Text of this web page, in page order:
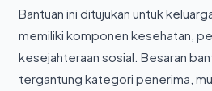
Bantuan ini ditujukan untuk
memiliki komponen kesehatan,
kesejahteraan sosial. Besaran
tergantung kategori penerima,